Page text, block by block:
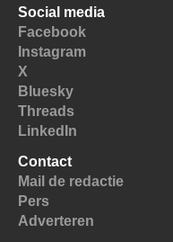
Social media
Facebook
Instagram
X
Bluesky
Threads
LinkedIn
Contact
Mail de redactie
Pers
Adverteren